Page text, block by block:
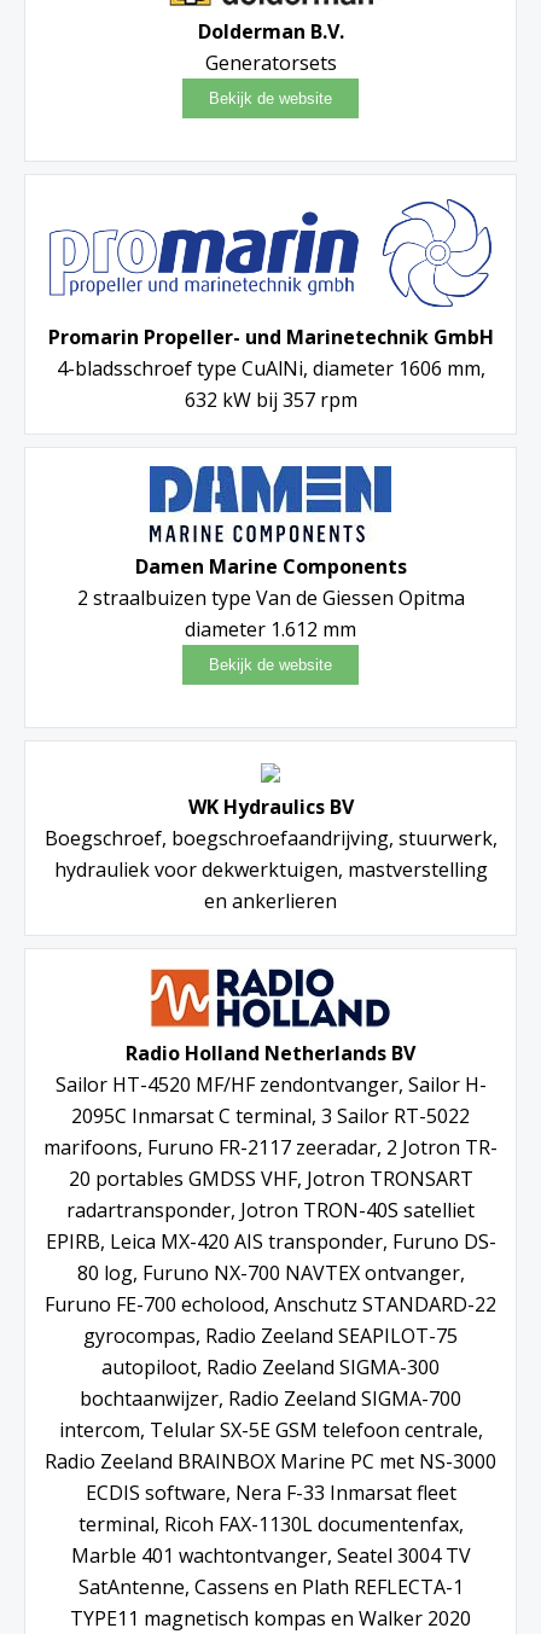
Dolderman B.V.
Generatorsets
Promarin Propeller- und Marinetechnik GmbH
4-bladsschroef type CuAlNi, diameter 1606 mm,
632 kW bij 357 rpm
Damen Marine Components
2 straalbuizen type Van de Giessen Opitma
diameter 1.612 mm
WK Hydraulics BV
Boegschroef, boegschroefaandrijving, stuurwerk,
hydrauliek voor dekwerktuigen, mastverstelling
en ankerlieren
Radio Holland Netherlands BV
Sailor HT-4520 MF/HF zendontvanger, Sailor H-
2095C Inmarsat C terminal, 3 Sailor RT-5022
marifoons, Furuno FR-2117 zeeradar, 2 Jotron TR-
20 portables GMDSS VHF, Jotron TRONSART
radartransponder, Jotron TRON-40S satelliet
EPIRB, Leica MX-420 AIS transponder, Furuno DS-
80 log, Furuno NX-700 NAVTEX ontvanger,
Furuno FE-700 echolood, Anschutz STANDARD-22
gyrocompas, Radio Zeeland SEAPILOT-75
autopiloot, Radio Zeeland SIGMA-300
bochtaanwijzer, Radio Zeeland SIGMA-700
intercom, Telular SX-5E GSM telefoon centrale,
Radio Zeeland BRAINBOX Marine PC met NS-3000
ECDIS software, Nera F-33 Inmarsat fleet
terminal, Ricoh FAX-1130L documentenfax,
Marble 401 wachtontvanger, Seatel 3004 TV
SatAntenne, Cassens en Plath REFLECTA-1
TYPE11 magnetisch kompas en Walker 2020